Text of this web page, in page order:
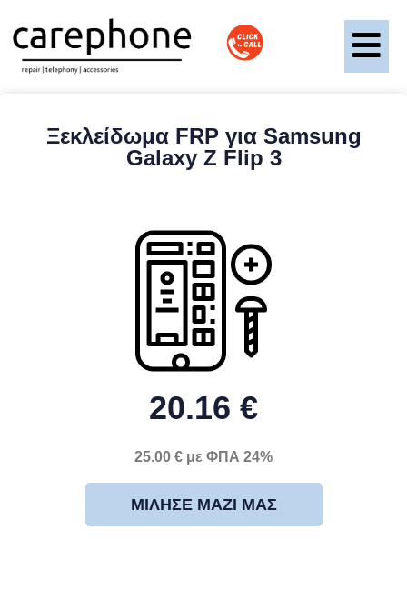
Ξεκλείδωμα FRP για Samsung
Galaxy Z Flip 3
20.16 €
25.00 € με ΦΠΑ 24%
ΜΊΛΗΣΕ ΜΑΖΊ ΜΑΣ